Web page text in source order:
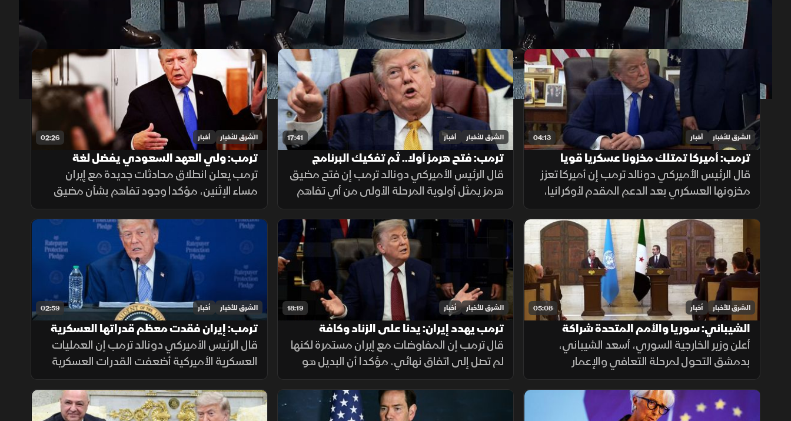
00:13 12:56 1x
حلقات الموسم 2026
04:13 الشرق للأخبار أخبار
ترمب: أميركا تمتلك مخزونا عسكريا قويا
وتواصل تعزيز قدراتها
قال الرئيس الأميركي دونالد ترمب إن أميركا تعزز
مخزونها العسكري بعد الدعم المقدم لأوكرانيا،
مؤكدا أن شركات الدفاع توسع إنتاجها، وأن
واشنطن تواصل جهودها لإنهاء الحرب رغم
تعقيدات المشهد.
17:41 الشرق للأخبار أخبار
ترمب: فتح هرمز أولا.. ثم تفكيك البرنامج
النووي الإيراني
قال الرئيس الأميركي دونالد ترمب إن فتح مضيق
هرمز يمثل أولوية المرحلة الأولى من أي تفاهم
مع إيران، يليه الملف النووي، مؤكداً أن واشنطن
لن تسمح لطهران بامتلاك سلاح نووي.
02:26 الشرق للأخبار أخبار
ترمب: ولي العهد السعودي يفضل لغة
الحوار.. وهناك اتفاق بشأن هرمز
ترمب يعلن انطلاق محادثات جديدة مع إيران
مساء الإثنين، مؤكدا وجود تفاهم بشأن مضيق
هرمز وتوقع التوصل إلى اتفاق حول نزع البرنامج
النووي مشيرا إلى أن ولي العهد السعودي
يفضل الحلول الدبلوماسية لخفض التصعيد
05:08 الشرق للأخبار أخبار
الشيباني: سوريا والأمم المتحدة شراكة
جديدة لدعم الاستثمار والتعافي
أعلن وزير الخارجية السوري، أسعد الشيباني،
بدمشق التحول لمرحلة التعافي والإعمار
بالشراكة مع الأمم المتحدة، مطالبا برفع العوائق
الاقتصادية ووقف الانتهاكات الإسرائيلية لضمان
الاستقرار الإقليمي.
18:19 الشرق للأخبار أخبار
ترمب يهدد إيران: يدنا على الزناد وكافة
الذخائر جاهزة
قال ترمب إن المفاوضات مع إيران مستمرة لكنها
لم تصل إلى اتفاق نهائي، مؤكدا أن البديل هو
استمرار القصف، وأن طهران أصبحت أكثر جدية،
مع التشديد على جاهزية القوات الأميركية
واستمرار الضغط العسكري
02:59 الشرق للأخبار أخبار
ترمب: إيران فقدت معظم قدراتها العسكرية
خلال المواجهة
قال الرئيس الأميركي دونالد ترمب إن العمليات
العسكرية الأميركية أضعفت القدرات العسكرية
الإيرانية، منتقدا تقارير إعلامية تحدثت عن تعاظم
قوة طهران، ومؤكدا أن الواقع الميداني يثبت
العكس.